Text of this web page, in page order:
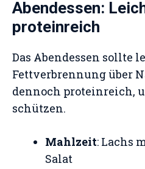
Abendessen:
proteinreich
Das Abendessen sollte
Fettverbrennung über
dennoch proteinreich,
schützen.
Mahlzeit: Lachs
Salat